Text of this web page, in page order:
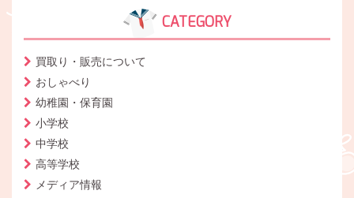
CATEGORY
買取り・販売について
おしゃべり
幼稚園・保育園
小学校
中学校
高等学校
メディア情報